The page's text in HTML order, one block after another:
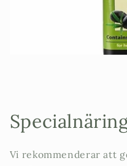
Vi rekommenderar att